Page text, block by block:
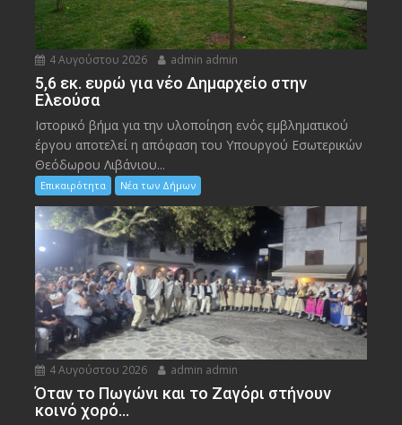
4 Αυγούστου 2026 admin admin
5,6 εκ. ευρώ για νέο Δημαρχείο στην
Ελεούσα
Ιστορικό βήμα για την υλοποίηση ενός εμβληματικού
έργου αποτελεί η απόφαση του Υπουργού Εσωτερικών
Θεόδωρου Λιβάνιου...
Επικαιρότητα Νέα των Δήμων
4 Αυγούστου 2026 admin admin
Όταν το Πωγώνι και το Ζαγόρι στήνουν
κοινό χορό…